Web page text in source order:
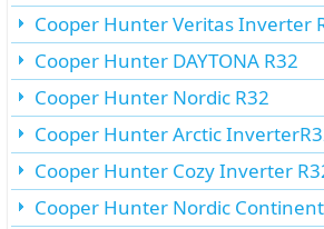
Cooper Hunter Veritas Inverter
Cooper Hunter DAYTONA R32
Cooper Hunter Nordic R32
Cooper Hunter Arctic
Cooper Hunter Cozy Inverter
Cooper Hunter Nordic